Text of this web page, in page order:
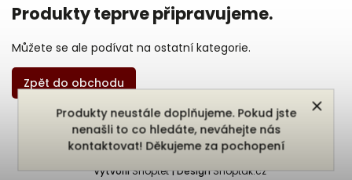
Produkty neustále doplňujeme. Pokud jste
nenašli to co hledáte, neváhejte nás
kontaktovat! Děkujeme za pochopení
Produkty teprve připravujeme.
Můžete se ale podívat na ostatní kategorie.
Zpět do obchodu
Copyright 2026Bukefalos. Všechna práva vyhrazena.
Vytvořil Shoptet | Design Shoptak.cz